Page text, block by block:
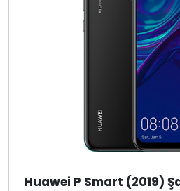
Huawei P Smart (2019)